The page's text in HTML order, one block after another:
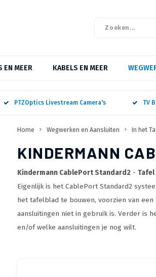
EN MEER KABELS EN MEER
PTZOptics Livestream Camera's TV
Home Wegwerken en Aansluiten In het
KINDERMANN
Kindermann CablePort Standard2 -
Eigenlijk is het CablePort Standard2
het tafelblad te bouwen, voorzien van
aansluitingen niet in gebruik is. Verder is
en/of welke aansluitingen je nog wilt.